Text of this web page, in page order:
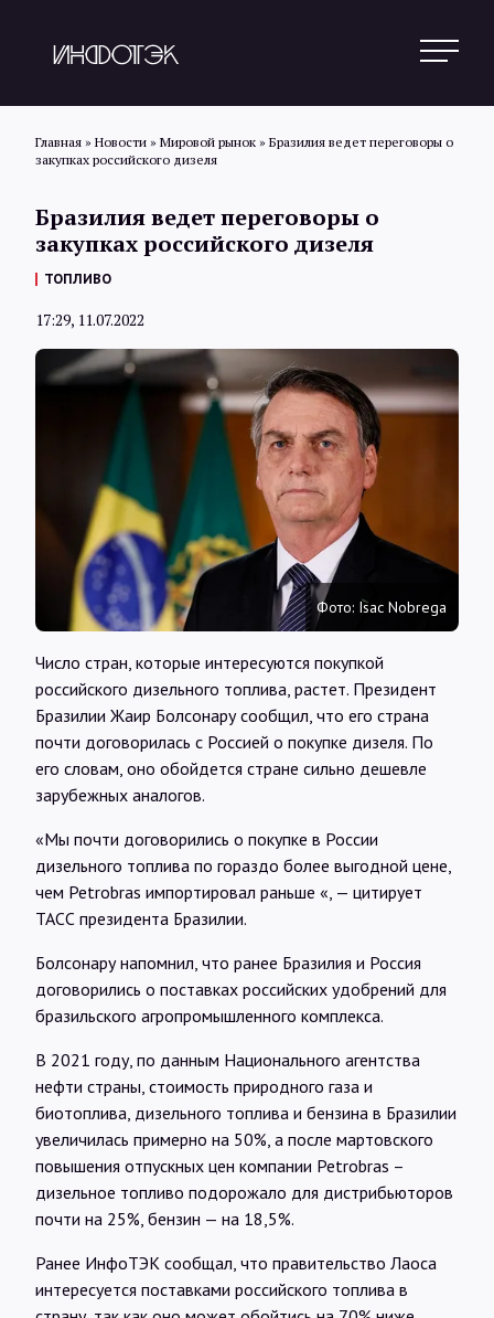
Статьи
Обзоры
Интервью
Карты
О нас
@Infotek_Russia
Главная » Новости » Мировой рынок » Бразилия ведет переговоры о
закупках российского дизеля
Бразилия ведет переговоры о
закупках российского дизеля
ТОПЛИВО
17:29, 11.07.2022
Фото: Isac Nobrega
Число стран, которые интересуются покупкой
российского дизельного топлива, растет. Президент
Бразилии Жаир Болсонару сообщил, что его страна
почти договорилась с Россией о покупке дизеля. По
его словам, оно обойдется стране сильно дешевле
зарубежных аналогов.
«Мы почти договорились о покупке в России
дизельного топлива по гораздо более выгодной цене,
чем Petrobras импортировал раньше «, — цитирует
ТАСС президента Бразилии.
Болсонару напомнил, что ранее Бразилия и Россия
договорились о поставках российских удобрений для
бразильского агропромышленного комплекса.
В 2021 году, по данным Национального агентства
нефти страны, стоимость природного газа и
биотоплива, дизельного топлива и бензина в Бразилии
увеличилась примерно на 50%, а после мартовского
повышения отпускных цен компании Petrobras –
дизельное топливо подорожало для дистрибьюторов
почти на 25%, бензин — на 18,5%.
Ранее ИнфоТЭК сообщал, что правительство Лаоса
интересуется поставками российского топлива в